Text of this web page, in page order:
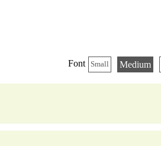
Font Small Medium